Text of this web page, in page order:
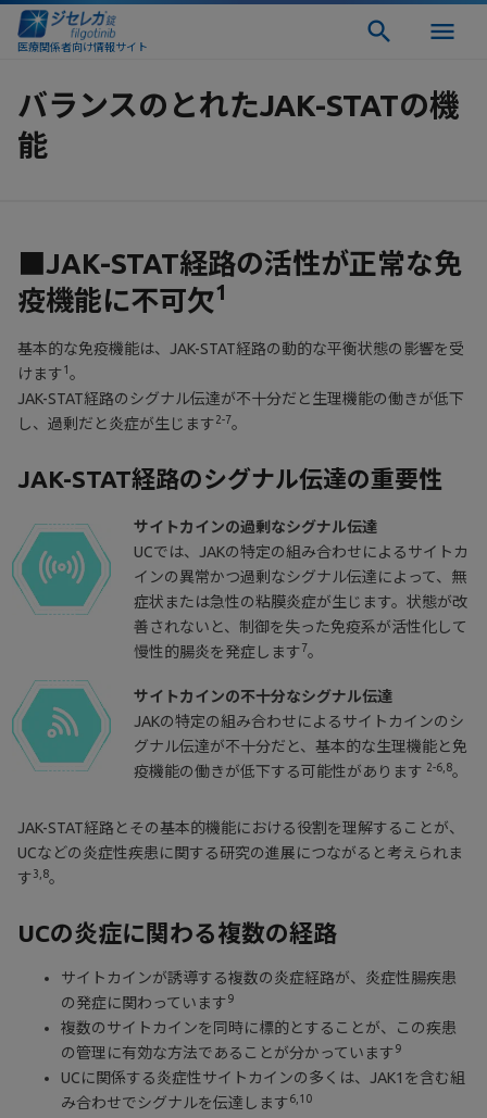
医療関係者向け情報サイト
バランスのとれたJAK-STATの機
能
■JAK-STAT経路の活性が正常な免
疫機能に不可欠1
基本的な免疫機能は、JAK-STAT経路の動的な平衡状態の影響を受
けます1。
JAK-STAT経路のシグナル伝達が不十分だと生理機能の働きが低下
し、過剰だと炎症が生じます2-7。
JAK-STAT経路のシグナル伝達の重要性
サイトカインの過剰なシグナル伝達
UCでは、JAKの特定の組み合わせによるサイトカ
インの異常かつ過剰なシグナル伝達によって、無
症状または急性の粘膜炎症が生じます。状態が改
善されないと、制御を失った免疫系が活性化して
慢性的腸炎を発症します7。
サイトカインの不十分なシグナル伝達
JAKの特定の組み合わせによるサイトカインのシ
グナル伝達が不十分だと、基本的な生理機能と免
疫機能の働きが低下する可能性があります 2-6,8。
JAK-STAT経路とその基本的機能における役割を理解することが、
UCなどの炎症性疾患に関する研究の進展につながると考えられま
す3,8。
UCの炎症に関わる複数の経路
サイトカインが誘導する複数の炎症経路が、炎症性腸疾患
の発症に関わっています9
複数のサイトカインを同時に標的とすることが、この疾患
の管理に有効な方法であることが分かっています9
UCに関係する炎症性サイトカインの多くは、JAK1を含む組
み合わせでシグナルを伝達します6,10